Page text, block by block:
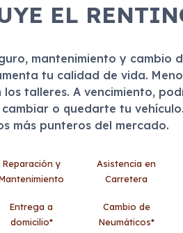
EL
mantenimiento y cambio
tu calidad de vida.
talleres. A vencimiento,
o quedarte tu vehículo.
más punteros del mercado.
Reparación y
Asistencia en
Carretera
Entrega a
domicilio*
Cambio de
Neumáticos*